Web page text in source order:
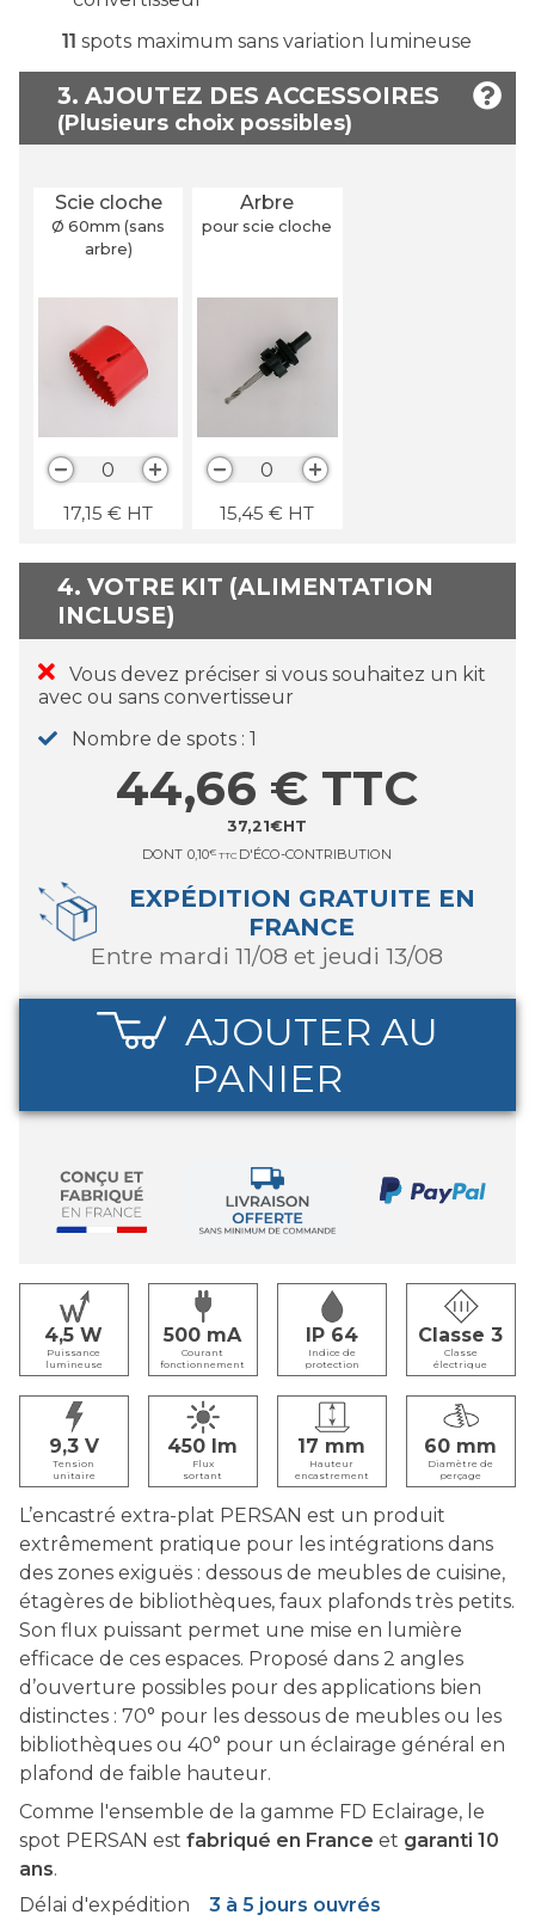
11 spots maximum sans variation lumineuse
3. AJOUTEZ DES ACCESSOIRES
Scie cloche
Ø 60mm (sans
arbre)
0
17,15 € HT
Arbre
pour scie cloche
0
15,45 € HT
4. VOTRE KIT (ALIMENTATION
INCLUSE)
Vous devez préciser si vous souhaitez un kit
avec ou sans convertisseur
Nombre de spots 1
37,21€HT
44,66 € TTC
DONT 0,10€ TTC D'ÉCO-CONTRIBUTION
EXPÉDITION GRATUITE EN
FRANCE
entre mardi 11/08 et jeudi 13/08
AJOUTER AU
PANIER
4,5
Puissance
lumineuse
500
Courant
fonctionnement
IP 64
Indice de
protection
Classe 3
Classe
électrique
9,3
Tension
unitaire
450
Flux
sortant
17
Hauteur
encastrement
60
Diamètre de
perçage
L’encastré extra-plat PERSAN est un produit
extrêmement pratique pour les intégrations dans
des zones exiguës : dessous de meubles de cuisine,
étagères de bibliothèques, faux plafonds très petits.
Son flux puissant permet une mise en lumière
efficace de ces espaces. Proposé dans 2 angles
d’ouverture possibles pour des applications bien
distinctes : 70° pour les dessous de meubles ou les
bibliothèques ou 40° pour un éclairage général en
plafond de faible hauteur.
Comme l'ensemble de la gamme FD Eclairage, le
spot PERSAN est fabriqué en France et garanti 10
ans.
Délai d'expédition
3 à 5 jours ouvrés